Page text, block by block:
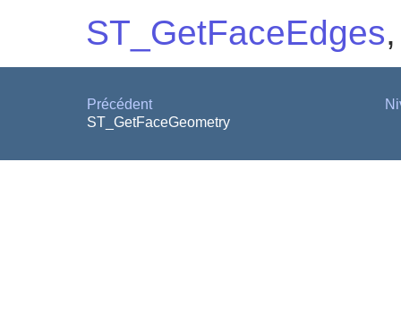
ST_GetFaceEdges
Précédent
ST_GetFaceGeometry